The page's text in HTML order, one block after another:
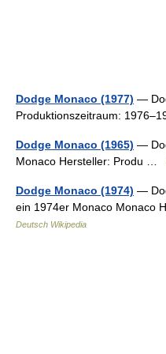
Dodge Monaco (1977) —
Produktionszeitraum:
Dodge Monaco (1965) —
Monaco Hersteller: Produ …
Dodge Monaco (1974) —
ein 1974er Monaco Monaco
Deutsch Wikipedia